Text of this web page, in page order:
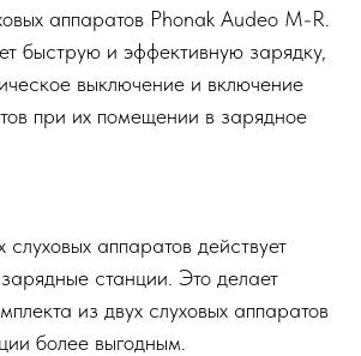
аппаратов Phonak Audeo M-R.
быструю и эффективную зарядку,
выключение и включение
при их помещении в зарядное
слуховых аппаратов действует
станции. Это делает
из двух слуховых аппаратов
более выгодным.